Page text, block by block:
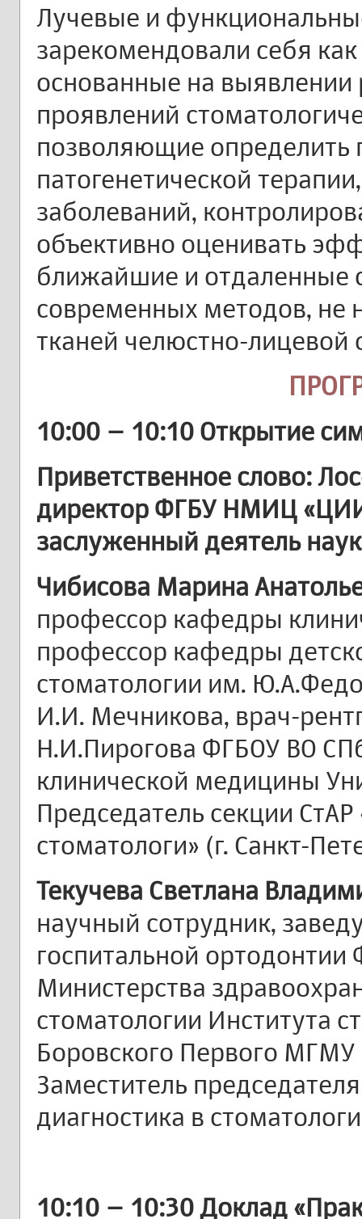
Лучевые и
зарекомендовали себя
основанные на выявлении
проявлений
позволяющие определить
патогенетической
заболеваний,
объективно оценивать
ближайшие и отдаленные
современных методов, не
тканей челюстно-лицевой
10:00 – 10:10 Открытие
Приветственное слово:
директор ФГБУ НМИЦ
заслуженный деятель
Чибисова Марина
профессор кафедры
профессор кафедры
стоматологии им.
И.И. Мечникова, врач-
Н.И.Пирогова ФГБОУ ВО
клинической медицины
Председатель секции
стоматологи» (г. Санкт-
Текучева Светлана
научный сотрудник,
госпитальной
Министерства
стоматологии Института
Боровского Первого
Заместитель
диагностика в
10:10 – 10:30Доклад